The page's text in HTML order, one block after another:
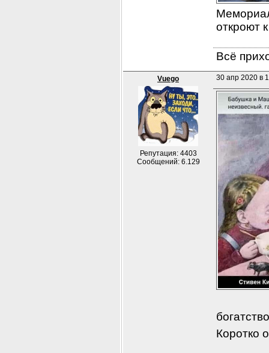
откроют
Всё
Vuego
Репутация: 4403
Сообщений: 6.129
30 апр 2020 в
Коротко